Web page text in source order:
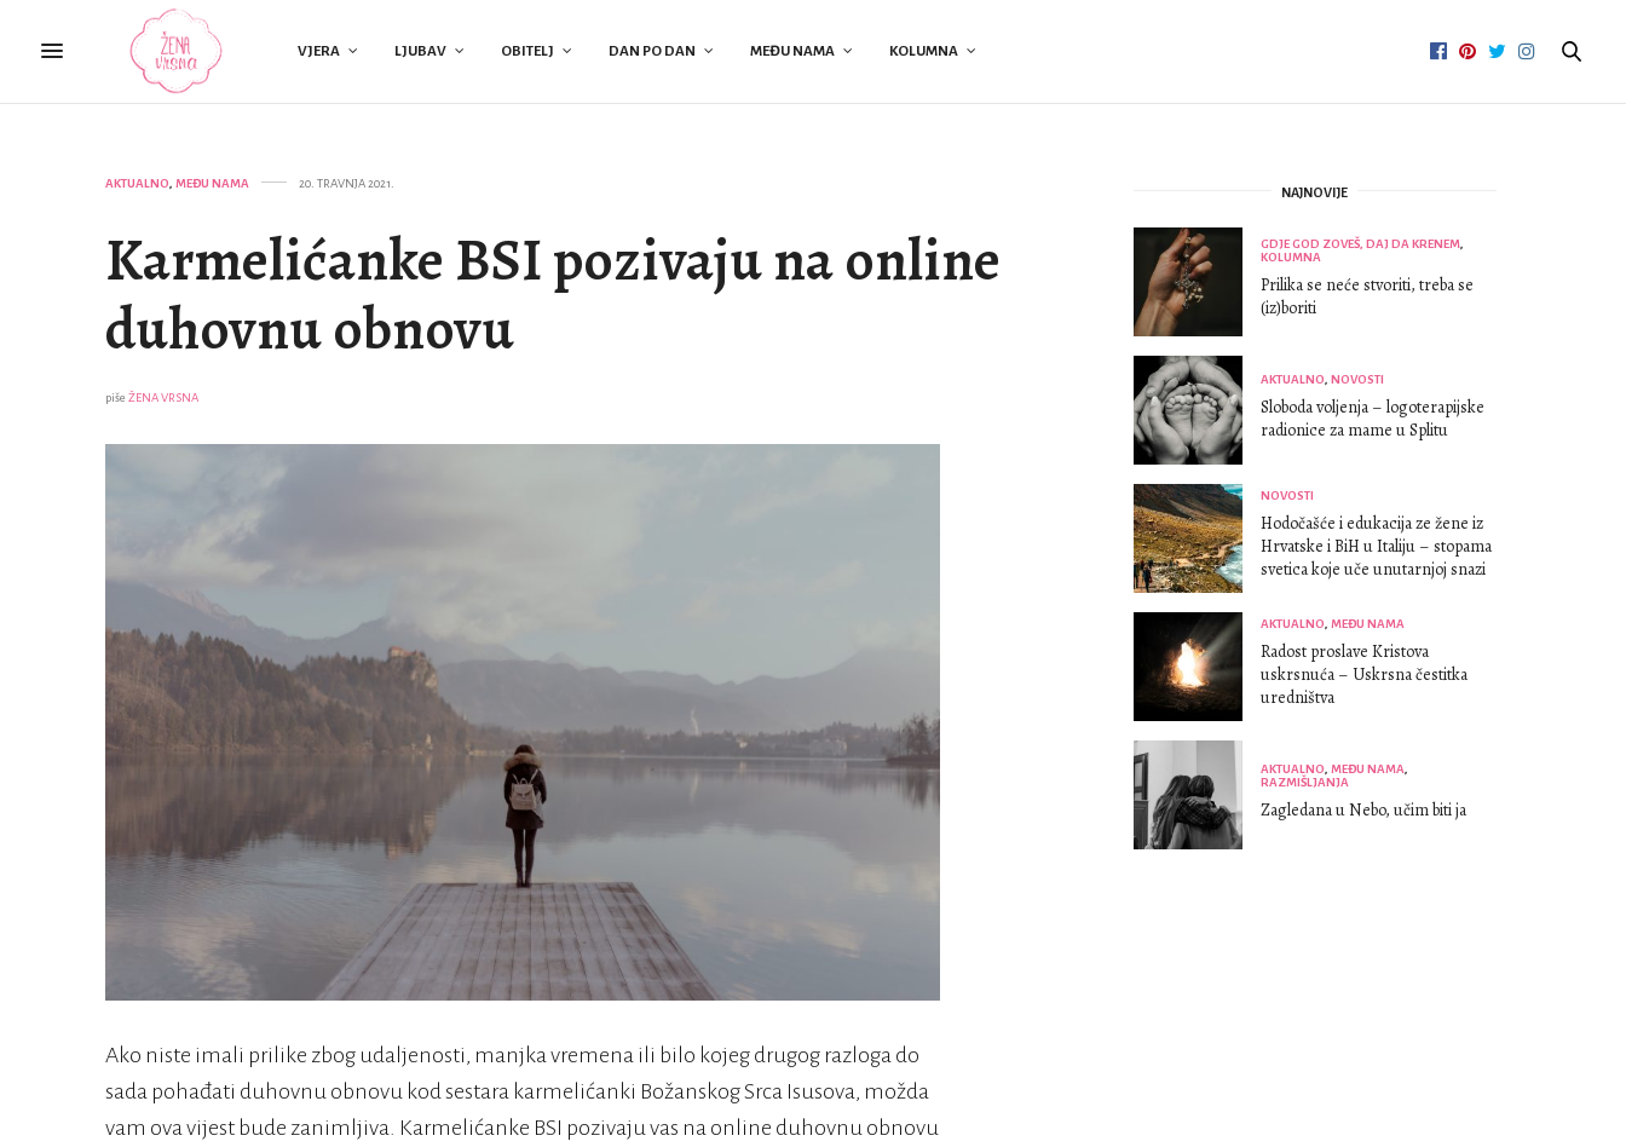
VJERA LJUBAV OBITELJ DAN PO DAN MEĐU NAMA KOLUMNA
AKTUALNO, MEĐU NAMA 20. TRAVNJA 2021.
Karmelićanke BSI pozivaju na online
duhovnu obnovu
piše ŽENA VRSNA
Ako niste imali prilike zbog udaljenosti, manjka vremena ili bilo kojeg drugog razloga do
sada pohađati duhovnu obnovu kod sestara karmelićanki Božanskog Srca Isusova, možda
vam ova vijest bude zanimljiva. Karmelićanke BSI pozivaju vas na online duhovnu obnovu
NAJNOVIJE
GDJE GOD ZOVEŠ, DAJ DA KRENEM,
KOLUMNA
Prilika se neće stvoriti, treba se
(iz)boriti
AKTUALNO, NOVOSTI
Sloboda voljenja – logoterapijske
radionice za mame u Splitu
NOVOSTI
Hodočašće i edukacija ze žene iz
Hrvatske i BiH u Italiju – stopama
svetica koje uče unutarnjoj snazi
AKTUALNO, MEĐU NAMA
Radost proslave Kristova
uskrsnuća – Uskrsna čestitka
uredništva
AKTUALNO, MEĐU NAMA,
RAZMIŠLJANJA
Zagledana u Nebo, učim biti ja